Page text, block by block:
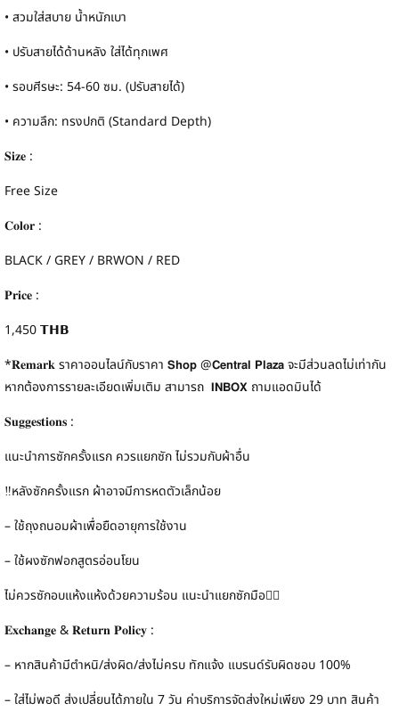
• สวมใส่สบาย น้ำหนักเบา
• ปรับสายได้ด้านหลัง ใส่ได้ทุกเพศ
• รอบศีรษะ: 54-60 ซม. (ปรับสายได้)
• ความลึก: ทรงปกติ (Standard Depth)
𝐒𝐢𝐳𝐞 :
Free Size
𝐂𝐨𝐥𝐨𝐫 :
BLACK / GREY / BRWON / RED
𝐏𝐫𝐢𝐜𝐞 :
1,450 𝗧𝗛𝗕
*𝐑𝐞𝐦𝐚𝐫𝐤 ราคาออนไลน์กับราคา 𝗦𝗵𝗼𝗽 @𝗖𝗲𝗻𝘁𝗿𝗮𝗹 𝗣𝗹𝗮𝘇𝗮 จะมีส่วนลดไม่เท่ากัน
หากต้องการรายละเอียดเพิ่มเติม สามารถ 𝗜𝗡𝗕𝗢𝗫 ถามแอดมินได้
𝐒𝐮𝐠𝐠𝐞𝐬𝐭𝐢𝐨𝐧𝐬 :
แนะนำการซักครั้งแรก ควรแยกซัก ไม่รวมกับผ้าอื่น
‼️หลังซักครั้งแรก ผ้าอาจมีการหดตัวเล็กน้อย
– ใช้ถุงถนอมผ้าเพื่อยืดอายุการใช้งาน
– ใช้ผงซักฟอกสูตรอ่อนโยน
ไม่ควรซักอบแห้งแห้งด้วยความร้อน แนะนำแยกซักมือ👍🏻
𝐄𝐱𝐜𝐡𝐚𝐧𝐠𝐞 & 𝐑𝐞𝐭𝐮𝐫𝐧 𝐏𝐨𝐥𝐢𝐜𝐲 :
– หากสินค้ามีตำหนิ/ส่งผิด/ส่งไม่ครบ ทักแจ้ง แบรนด์รับผิดชอบ 100%
– ใส่ไม่พอดี ส่งเปลี่ยนได้ภายใน 7 วัน ค่าบริการจัดส่งใหม่เพียง 29 บาท สินค้า